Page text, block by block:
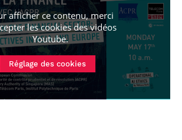
Watch the video
afficher ce contenu, merci
les cookiesdes vidéos
Youtube.
Réglage des cookies